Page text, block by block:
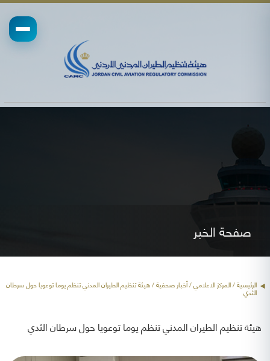
صفحة الخبر
الرئيسية/ المركز الاعلامي /أخبار صحفية/ هيئة تنظيم الطيران المدني تنظم يوما توعويا حول سرطان
الثدي
هيئة تنظيم الطيران المدني تنظم يوما توعويا حول سرطان الثدي